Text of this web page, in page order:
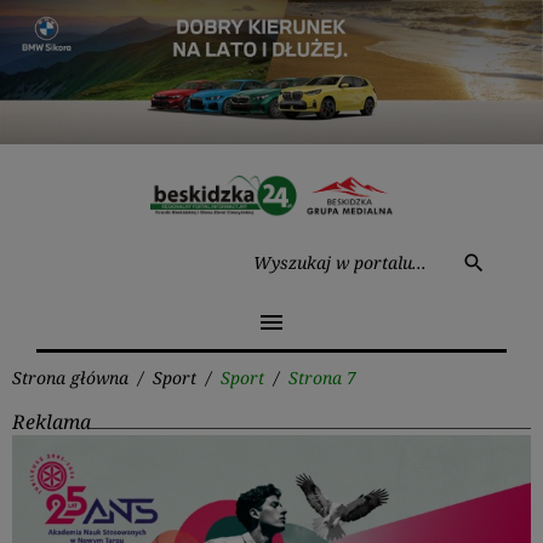
Przejdź
treści
search
menu
Strona główna / Sport / Sport / Strona 7
Reklama